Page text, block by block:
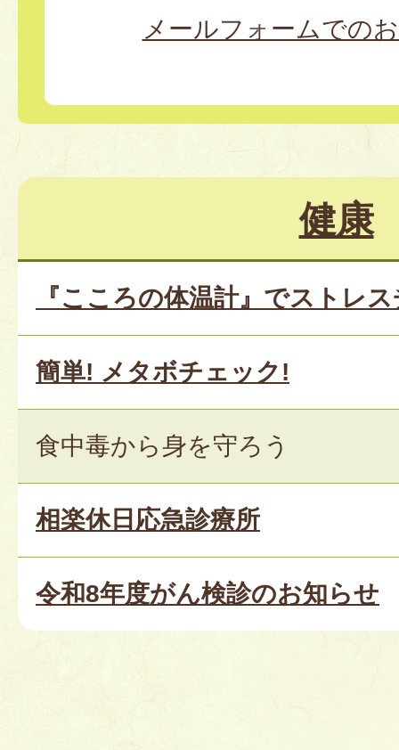
メールフォームでの
健康
『こころの体温計』でストレ
簡単! メタボチェック!
食中毒から身を守ろう
相楽休日応急診療所
令和8年度がん検診のお知らせ